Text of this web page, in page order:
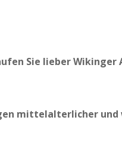
Sie lieber Wikinger
mittelalterlicher